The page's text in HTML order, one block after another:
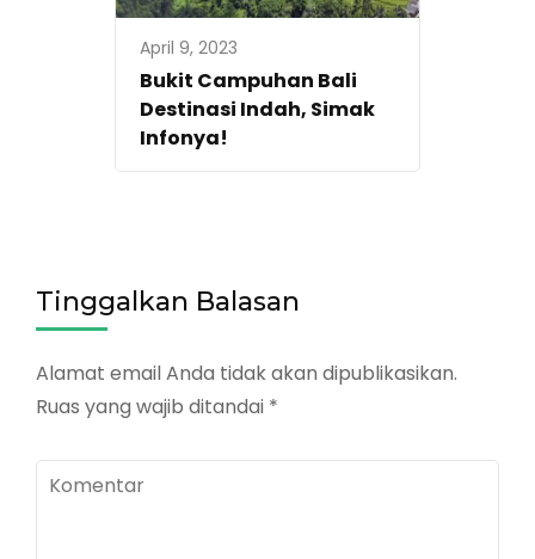
April 9, 2023
Bukit Campuhan Bali
Destinasi Indah, Simak
Infonya!
Tinggalkan Balasan
Alamat email Anda tidak akan dipublikasikan.
Ruas yang wajib ditandai *
Komentar